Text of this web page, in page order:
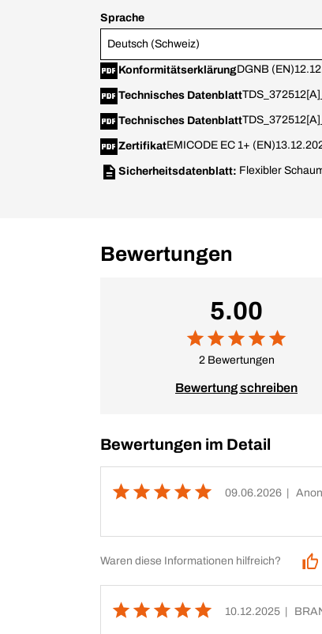
Sprache
Deutsch (Schweiz)
KonformitätserklärungDGNB (EN)
Technisches Datenblatt
Technisches Datenblatt
ZertifikatEMICODE EC 1+ (EN)
Sicherheitsdatenblatt: Flexibler
Bewertungen
5.00
2 Bewertungen
Bewertung schreiben
Bewertungen im Detail
09.06.2026 |
Waren diese Informationen hilfreich?
10.12.2025 |